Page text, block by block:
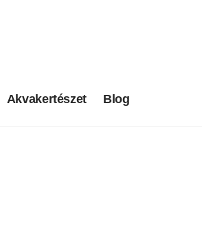
Akvakertészet Blog